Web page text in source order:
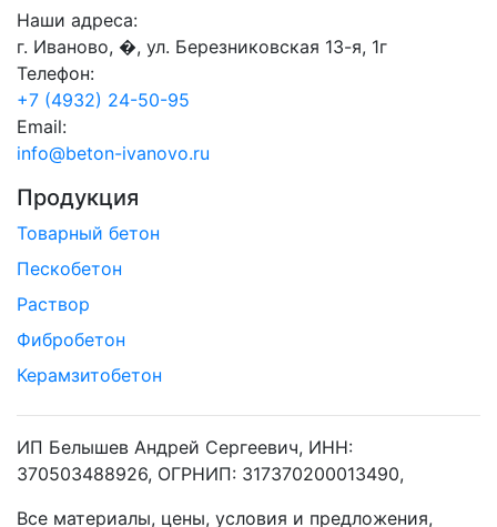
Наши адреса:
г. Иваново, �, ул. Березниковская 13-я, 1г
Телефон:
+7 (4932) 24-50-95
Email:
info@beton-ivanovo.ru
Продукция
Товарный бетон
Пескобетон
Раствор
Фибробетон
Керамзитобетон
ИП Белышев Андрей Сергеевич, ИНН:
370503488926, ОГРНИП: 317370200013490,
Все материалы, цены, условия и предложения,